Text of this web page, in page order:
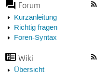
Forum
Kurzanleitung
Richtig fragen
Foren-Syntax
Wiki
Übersicht